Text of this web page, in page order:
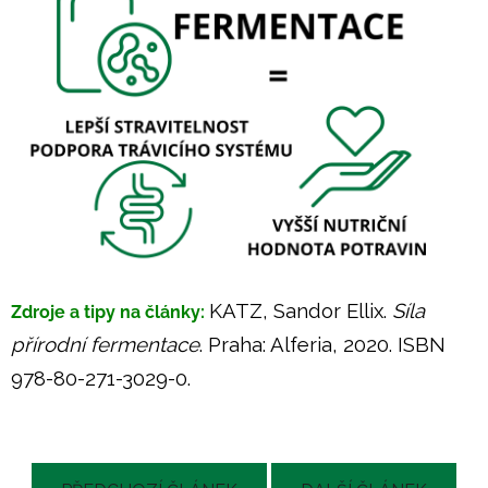
Zdroje a tipy na články: KATZ, Sandor Ellix. Síla
přírodní fermentace. Praha: Alferia, 2020. ISBN
978-80-271-3029-0.